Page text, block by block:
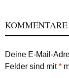
KOMMENTARE
Deine E-Mail-
Felder sind mit*